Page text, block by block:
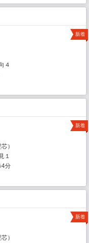
４
新着
）
１
4分
新着
）
新着